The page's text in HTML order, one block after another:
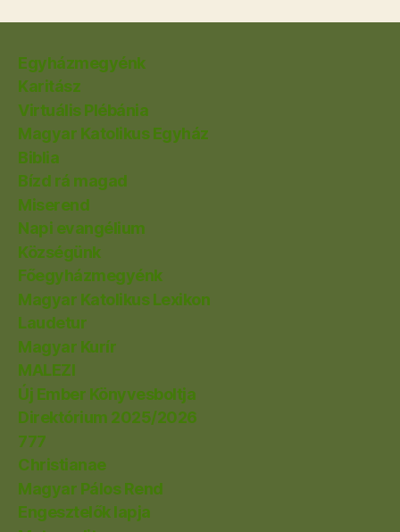
Egyházmegyénk
Karitász
Virtuális Plébánia
Magyar Katolikus Egyház
Biblia
Bízd rá magad
Miserend
Napi evangélium
Községünk
Főegyházmegyénk
Magyar Katolikus Lexikon
Laudetur
Magyar Kurír
MALEZI
Új Ember Könyvesboltja
Direktórium 2025/2026
777
Christianae
Magyar Pálos Rend
Engesztelők lapja